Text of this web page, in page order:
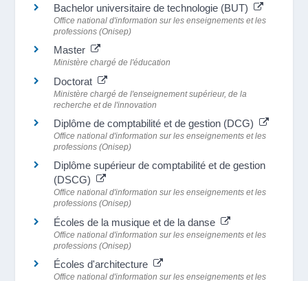
Bachelor universitaire de technologie (BUT)
Office national d'information sur les enseignements et les
professions (Onisep)
Master
Ministère chargé de l'éducation
Doctorat
Ministère chargé de l'enseignement supérieur, de la
recherche et de l'innovation
Diplôme de comptabilité et de gestion (DCG)
Office national d'information sur les enseignements et les
professions (Onisep)
Diplôme supérieur de comptabilité et de gestion
(DSCG)
Office national d'information sur les enseignements et les
professions (Onisep)
Écoles de la musique et de la danse
Office national d'information sur les enseignements et les
professions (Onisep)
Écoles d'architecture
Office national d'information sur les enseignements et les